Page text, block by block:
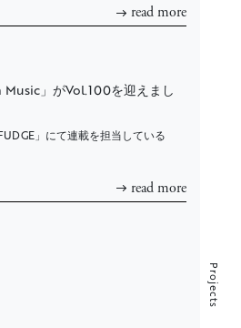
Projects
read more
」がVol.100を迎えまし
」にて連載を担当している
read more